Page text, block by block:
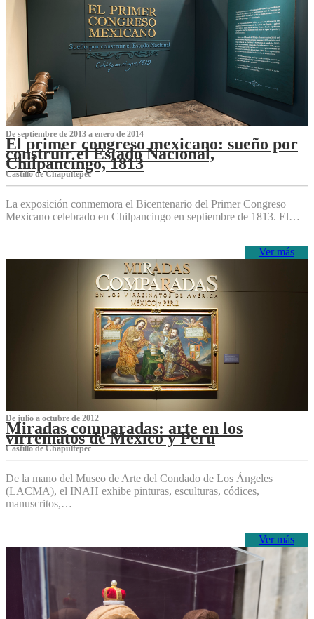
De septiembre de 2013 a enero de 2014
El primer congreso mexicano: sueño por
construir el Estado Nacional,
Chilpancingo, 1813
Castillo de Chapultepec
La exposición conmemora el Bicentenario del Primer Congreso
Mexicano celebrado en Chilpancingo en septiembre de 1813. El…
Ver más
De julio a octubre de 2012
Miradas comparadas: arte en los
virreinatos de México y Perú
Castillo de Chapultepec
De la mano del Museo de Arte del Condado de Los Ángeles
(LACMA), el INAH exhibe pinturas, esculturas, códices,
manuscritos,…
Ver más